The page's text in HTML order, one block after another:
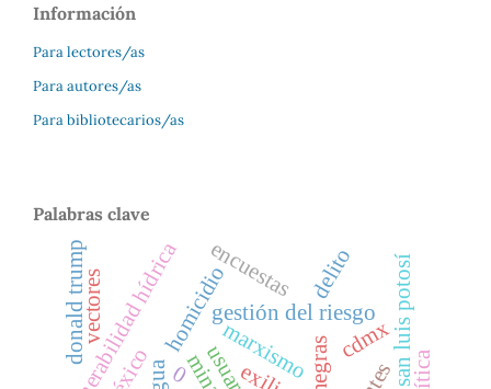
Información
Para lectores/as
Para autores/as
Para bibliotecarios/as
Palabras clave
marxismo
homicidiogestión del riesgo
encuestas
cdmx
delito
vulnerabilidad hídrica
vectores
donald trump
0